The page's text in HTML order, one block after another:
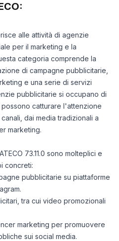
alle attività di agenzie
per il marketing e la
categoria comprende la
di campagne pubblicitarie,
e una serie di servizi
pubblicitarie si occupano di
catturare l'attenzione
dai media tradizionali a
marketing.
73.11.0 sono molteplici e
concreti:
pubblicitarie su piattaforme
tra cui video promozionali
marketing per promuovere
sui social media.